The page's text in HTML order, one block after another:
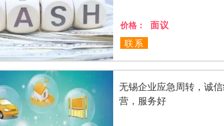
价格：
面议
联系
无锡企业应急周转，诚
营，服务好